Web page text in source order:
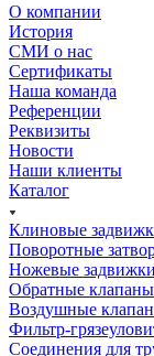
О компании
История
СМИ о нас
Cертификаты
Наша команда
Референции
Реквизиты
Новости
Наши клиенты
Каталог
Клиновые
Поворотные
Ножевые задвижки
Обратные клапаны
Воздушные
Фильтр-
Соединения для